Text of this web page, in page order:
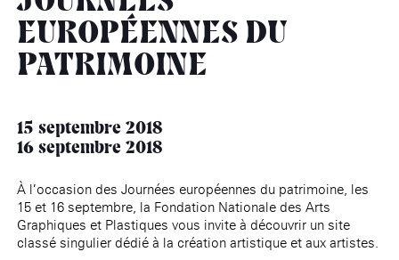
EUROPÉENNES DU
PATRIMOINE
15 septembre 2018
16 septembre 2018
À l’occasion des Journées européennes du patrimoine, les
15 et 16 septembre, la Fondation Nationale des Arts
Graphiques et Plastiques vous invite à découvrir un site
classé singulier dédié à la création artistique et aux artistes.
âge, à la Maison nationale
des artistes(EHPAD)
Rotonde Balzac de l’Hôtel
Salomon de Rothschild
Jardin public de l’Hôtel
Salomon de Rothschild